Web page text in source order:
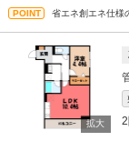
省エネ創エネ仕様